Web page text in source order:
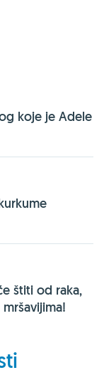
koje je Adele
štiti od raka,